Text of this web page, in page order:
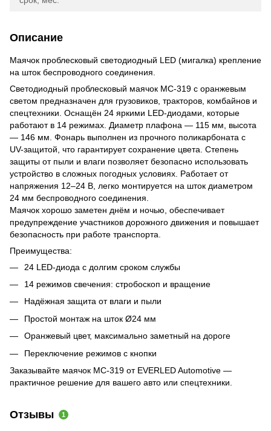
Описание
Маячок проблесковый светодиодный LED (мигалка) крепление
на шток беспроводного соединения.
Светодиодный проблесковый маячок МС-319 с оранжевым
светом предназначен для грузовиков, тракторов, комбайнов и
спецтехники. Оснащён 24 яркими LED-диодами, которые
работают в 14 режимах. Диаметр плафона — 115 мм, высота
— 146 мм. Фонарь выполнен из прочного поликарбоната с
UV-защитой, что гарантирует сохранение цвета. Степень
защиты от пыли и влаги позволяет безопасно использовать
устройство в сложных погодных условиях. Работает от
напряжения 12–24 В, легко монтируется на шток диаметром
24 мм беспроводного соединения.
Маячок хорошо заметен днём и ночью, обеспечивает
предупреждение участников дорожного движения и повышает
безопасность при работе транспорта.
Преимущества:
24 LED-диода с долгим сроком службы
14 режимов свечения: стробоскоп и вращение
Надёжная защита от влаги и пыли
Простой монтаж на шток Ø24 мм
Оранжевый цвет, максимально заметный на дороге
Переключение режимов с кнопки
Заказывайте маячок МС-319 от EVERLED Automotive —
практичное решение для вашего авто или спецтехники.
Отзывы 1